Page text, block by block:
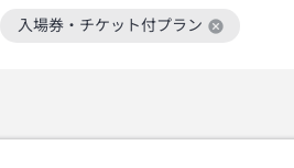
入場券・チケット付プラン
この絞り込み条件を解除